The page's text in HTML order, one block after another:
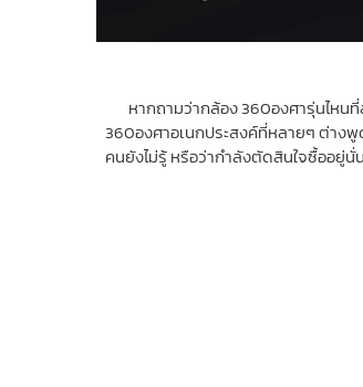
หากถามว่ากล้อง 360องศารุ่นไหน
360องศาอเนกประสงค์ที่หลายๆ ต่าง
คนยังไม่รู้ หรือว่ากำลังตัดสินใจซื้ออยู่